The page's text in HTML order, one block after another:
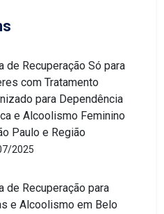
de Recuperação Só para
com Tratamento
para Dependência
e Alcoolismo Feminino
Paulo e Região
2025
de Recuperação para
e Alcoolismo em Belo